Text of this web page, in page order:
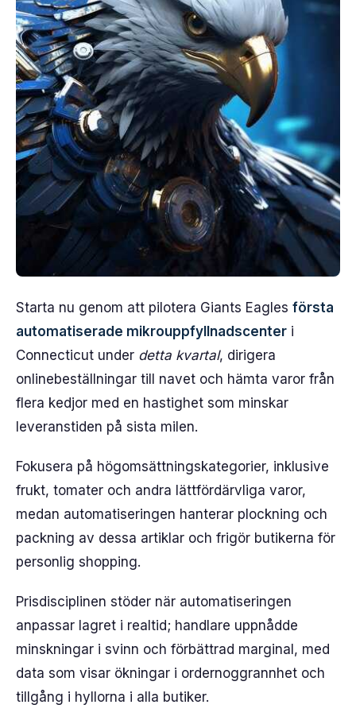
Starta nu genom att pilotera Giants Eagles första
automatiserade mikrouppfyllnadscenter i
Connecticut under detta kvartal, dirigera
onlinebeställningar till navet och hämta varor från
flera kedjor med en hastighet som minskar
leveranstiden på sista milen.
Fokusera på högomsättningskategorier, inklusive
frukt, tomater och andra lättfördärvliga varor,
medan automatiseringen hanterar plockning och
packning av dessa artiklar och frigör butikerna för
personlig shopping.
Prisdisciplinen stöder när automatiseringen
anpassar lagret i realtid; handlare uppnådde
minskningar i svinn och förbättrad marginal, med
data som visar ökningar i ordernoggrannhet och
tillgång i hyllorna i alla butiker.